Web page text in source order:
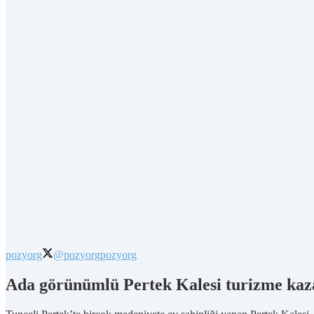
pozyorg @pozyorgpozyorg
Ada görünümlü Pertek Kalesi turizme